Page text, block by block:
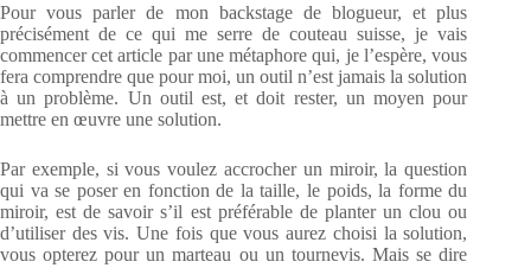
Pour vous parler de mon backstage de blogueur, et plus
précisément de ce qui me serre de couteau suisse, je vais
commencer cet article par une métaphore qui, je l’espère, vous
fera comprendre que pour moi, un outil n’est jamais la solution
à un problème. Un outil est, et doit rester, un moyen pour
mettre en œuvre une solution.
Par exemple, si vous voulez accrocher un miroir, la question
qui va se poser en fonction de la taille, le poids, la forme du
miroir, est de savoir s’il est préférable de planter un clou ou
d’utiliser des vis. Une fois que vous aurez choisi la solution,
vous opterez pour un marteau ou un tournevis. Mais se dire